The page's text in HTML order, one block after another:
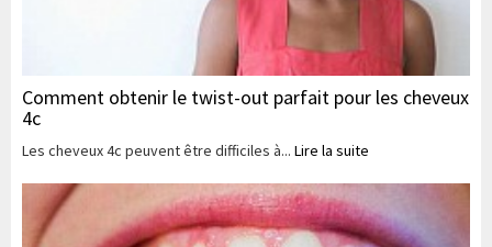
Comment obtenir le twist-out parfait pour les cheveux
4c
Les cheveux 4c peuvent être difficiles à... Lire la suite